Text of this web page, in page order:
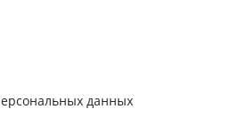
данных